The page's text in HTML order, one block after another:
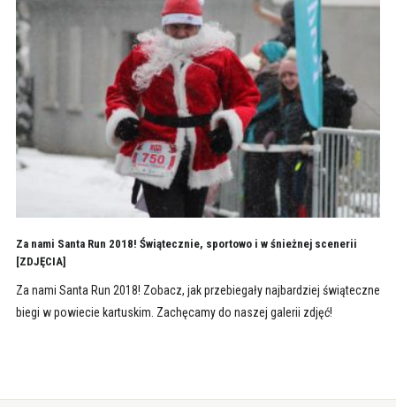
Za nami Santa Run 2018! Świątecznie, sportowo i w śnieżnej scenerii
[ZDJĘCIA]
Za nami Santa Run 2018! Zobacz, jak przebiegały najbardziej świąteczne
biegi w powiecie kartuskim. Zachęcamy do naszej galerii zdjęć!